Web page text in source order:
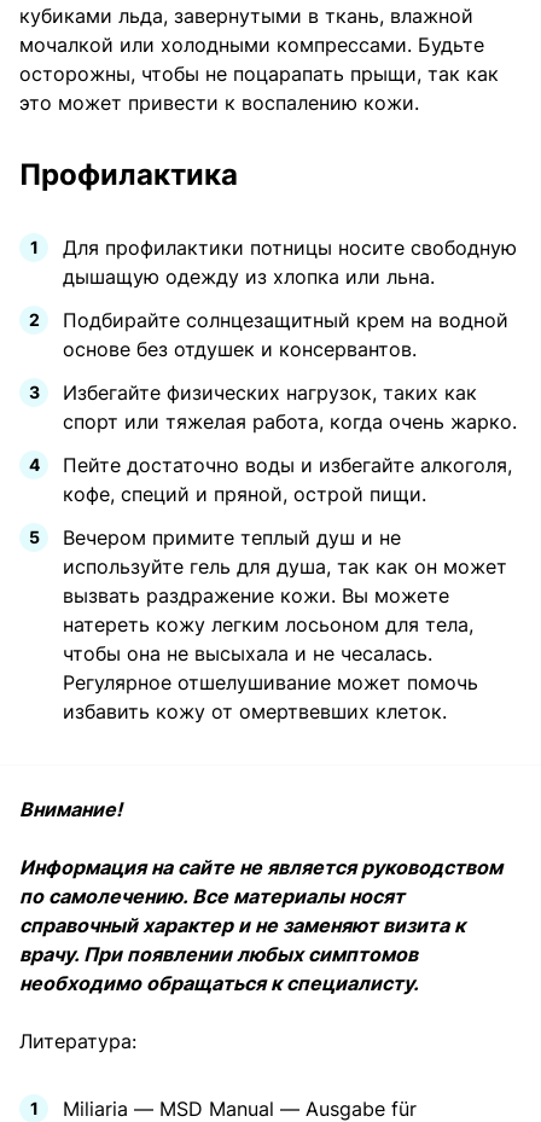
кубиками льда, завернутыми в ткань, влажной
мочалкой или холодными компрессами. Будьте
осторожны, чтобы не поцарапать прыщи, так как
это может привести к воспалению кожи.
Профилактика
Для профилактики потницы носите свободную
дышащую одежду из хлопка или льна.
Подбирайте солнцезащитный крем на водной
основе без отдушек и консервантов.
Избегайте физических нагрузок, таких как
спорт или тяжелая работа, когда очень жарко.
Пейте достаточно воды и избегайте алкоголя,
кофе, специй и пряной, острой пищи.
Вечером примите теплый душ и не
используйте гель для душа, так как он может
вызвать раздражение кожи. Вы можете
натереть кожу легким лосьоном для тела,
чтобы она не высыхала и не чесалась.
Регулярное отшелушивание может помочь
избавить кожу от омертвевших клеток.
Внимание!
Информация на сайте не является руководством
по самолечению. Все материалы носят
справочный характер и не заменяют визита к
врачу. При появлении любых симптомов
необходимо обращаться к специалисту.
Литература:
Miliaria — MSD Manual — Ausgabe für